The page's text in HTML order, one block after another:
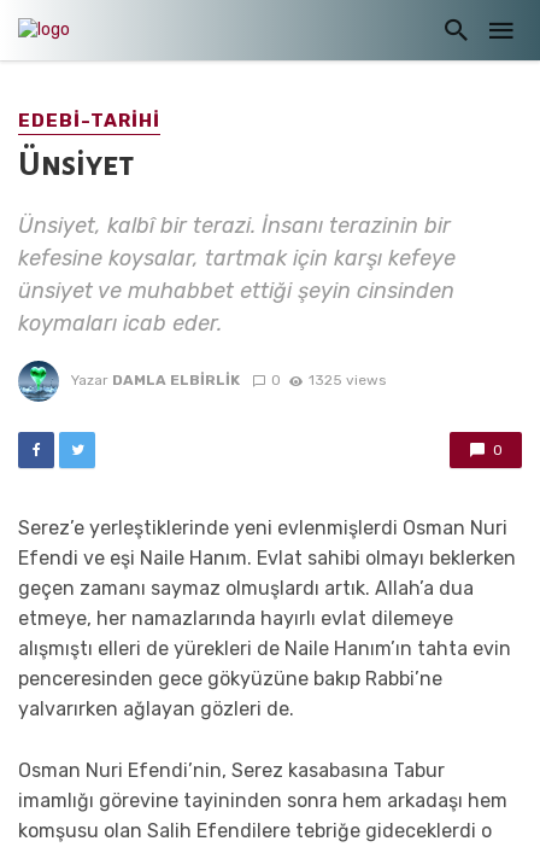
EDEBI-TARIHI
Ünsiyet
Ünsiyet, kalbî bir terazi. İnsanı terazinin bir
kefesine koysalar, tartmak için karşı kefeye
ünsiyet ve muhabbet ettiği şeyin cinsinden
koymaları icab eder.
Yazar DAMLA ELBIRLIK 0 1325 views
0
Serez’e yerleştiklerinde yeni evlenmişlerdi Osman Nuri
Efendi ve eşi Naile Hanım. Evlat sahibi olmayı beklerken
geçen zamanı saymaz olmuşlardı artık. Allah’a dua
etmeye, her namazlarında hayırlı evlat dilemeye
alışmıştı elleri de yürekleri de Naile Hanım’ın tahta evin
penceresinden gece gökyüzüne bakıp Rabbi’ne
yalvarırken ağlayan gözleri de.
Osman Nuri Efendi’nin, Serez kasabasına Tabur
imamlığı görevine tayininden sonra hem arkadaşı hem
komşusu olan Salih Efendilere tebriğe gideceklerdi o